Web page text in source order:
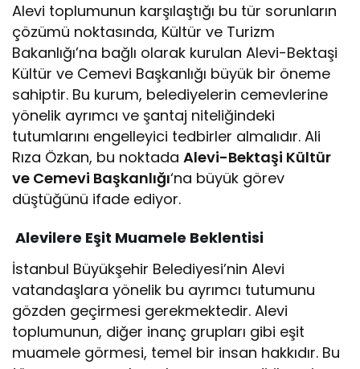
Alevi toplumunun karşılaştığı bu tür sorunların
çözümü noktasında, Kültür ve Turizm
Bakanlığı’na bağlı olarak kurulan Alevi-Bektaşi
Kültür ve Cemevi Başkanlığı büyük bir öneme
sahiptir. Bu kurum, belediyelerin cemevlerine
yönelik ayrımcı ve şantaj niteliğindeki
tutumlarını engelleyici tedbirler almalıdır. Ali
Rıza Özkan, bu noktadaAlevi-Bektaşi Kültür
ve Cemevi Başkanlığı‘na büyük görev
düştüğünü ifade ediyor.
Alevilere Eşit Muamele Beklentisi
İstanbul Büyükşehir Belediyesi’nin Alevi
vatandaşlara yönelik bu ayrımcı tutumunu
gözden geçirmesi gerekmektedir. Alevi
toplumunun, diğer inanç grupları gibi eşit
muamele görmesi, temel bir insan hakkıdır. Bu